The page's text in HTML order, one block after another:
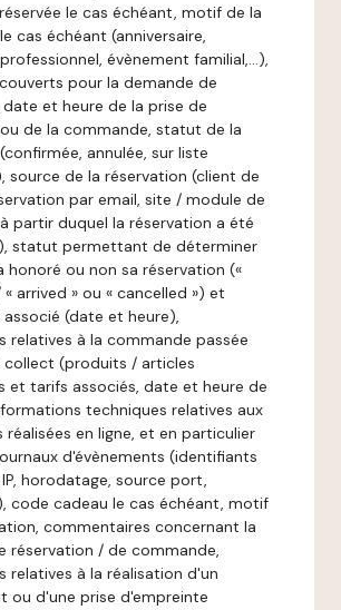
le cas échéant, motif de la
cas échéant (anniversaire,
évènement familial,…),
pour la demande de
et heure de la prise de
de la commande, statut de la
annulée, sur liste
source de la réservation (client de
par email, site / module de
partir duquel la réservation a été
statut permettant de déterminer
honoré ou non sa réservation («
arrived » ou « cancelled ») et
(date et heure),
relatives à la commande passée
collect (produits / articles
et tarifs associés, date et heure de
techniques relatives aux
réalisées en ligne, et en particulier
d'évènements (identifiants
horodatage, source port,
code cadeau le cas échéant, motif
commentaires concernant la
réservation / de commande,
relatives à la réalisation d'un
ou d'une prise d'empreinte